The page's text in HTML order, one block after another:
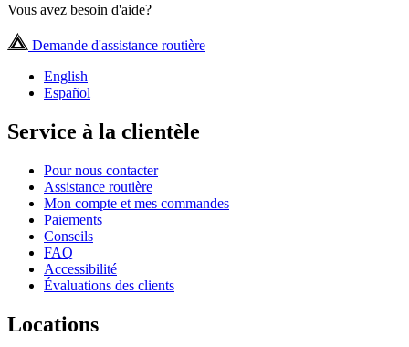
Vous avez besoin d'aide?
Demande d'assistance routière
English
Español
Service à la clientèle
Pour nous contacter
Assistance routière
Mon compte et mes commandes
Paiements
Conseils
FAQ
Accessibilité
Évaluations des clients
Locations